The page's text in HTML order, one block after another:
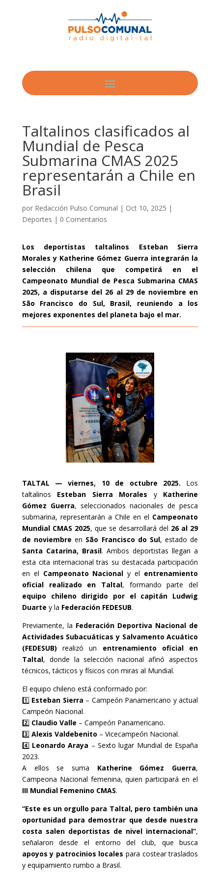
Taltalinos clasificados al
Mundial de Pesca
Submarina CMAS 2025
representarán a Chile en
Brasil
por Redacción Pulso Comunal | Oct 10, 2025 |
Deportes | 0 Comentarios
Los deportistas taltalinos Esteban Sierra
Morales y Katherine Gómez Guerra integrarán la
selección chilena que competirá en el
Campeonato Mundial de Pesca Submarina CMAS
2025, a disputarse del 26 al 29 de noviembre en
São Francisco do Sul, Brasil, reuniendo a los
mejores exponentes del planeta bajo el mar.
TALTAL — viernes, 10 de octubre 2025. Los
taltalinos Esteban Sierra Morales y Katherine
Gómez Guerra, seleccionados nacionales de pesca
submarina, representarán a Chile en el Campeonato
Mundial CMAS 2025, que se desarrollará del 26 al 29
de noviembre en São Francisco do Sul, estado de
Santa Catarina, Brasil. Ambos deportistas llegan a
esta cita internacional tras su destacada participación
en el Campeonato Nacional y el entrenamiento
oficial realizado en Taltal, formando parte del
equipo chileno dirigido por el capitán Ludwig
Duarte y la Federación FEDESUB.
Previamente, la Federación Deportiva Nacional de
Actividades Subacuáticas y Salvamento Acuático
(FEDESUB) realizó un entrenamiento oficial en
Taltal, donde la selección nacional afinó aspectos
técnicos, tácticos y físicos con miras al Mundial.
El equipo chileno está conformado por:
1️⃣ Esteban Sierra – Campeón Panamericano y actual
Campeón Nacional.
2️⃣ Claudio Valle – Campeón Panamericano.
3️⃣ Alexis Valdebenito – Vicecampeón Nacional.
4️⃣ Leonardo Araya – Sexto lugar Mundial de España
2023.
A ellos se suma Katherine Gómez Guerra,
Campeona Nacional femenina, quien participará en el
III Mundial Femenino CMAS.
“Este es un orgullo para Taltal, pero también una
oportunidad para demostrar que desde nuestra
costa salen deportistas de nivel internacional”,
señalaron desde el entorno del club, que busca
apoyos y patrocinios locales para costear traslados
y equipamiento rumbo a Brasil.